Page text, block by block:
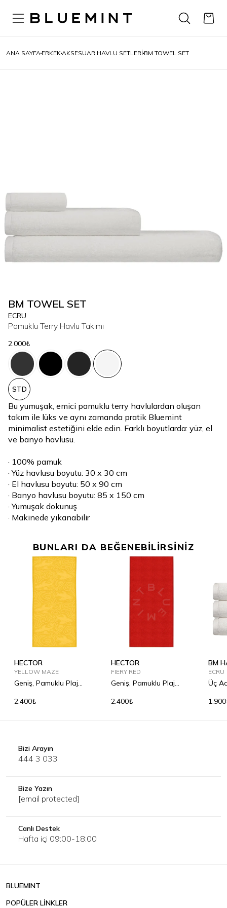
ANA SAYFA ERKEKAKSESUAR HAVLU SETLERİ BM TOWEL SET
BM TOWEL SET
ECRU
Pamuklu Terry Havlu Takımı
2.000₺
STD
Bu yumuşak, emici pamuklu terry havlulardan oluşan
takım ile lüks ve aynı zamanda pratik Bluemint
minimalist estetiğini elde edin. Farklı boyutlarda: yüz, el
ve banyo havlusu.
· 100% pamuk
· Yüz havlusu boyutu: 30 x 30 cm
· El havlusu boyutu: 50 x 90 cm
· Banyo havlusu boyutu: 85 x 150 cm
· Yumuşak dokunuş
· Makinede yıkanabilir
BUNLARI DA BEĞENEBİLİRSİNİZ
HECTOR
YELLOW MAZE
Geniş, Pamuklu Plaj
2.400₺
HECTOR
FIERY RED
Geniş, Pamuklu Plaj
2.400₺
BM
ECRU
Üç
Bizi Arayın
444 3 033
Bize Yazın
[email protected]
Canlı Destek
Hafta içi 09:00-18:00
BLUEMINT
POPÜLER LİNKLER